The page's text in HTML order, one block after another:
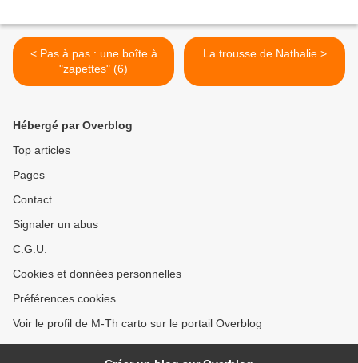
< Pas à pas : une boîte à
"zapettes" (6)
La trousse de Nathalie >
Hébergé par Overblog
Top articles
Pages
Contact
Signaler un abus
C.G.U.
Cookies et données personnelles
Préférences cookies
Voir le profil de M-Th carto sur le portail Overblog